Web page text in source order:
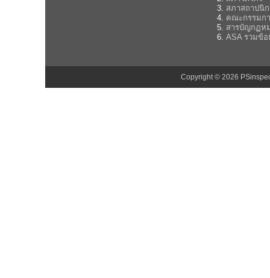
สภาสถาปนิก
คณะกรรมก
สารบัญกฏห
ASA รวมข้
Copyright © 2026